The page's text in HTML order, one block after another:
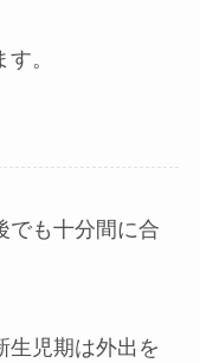
。
でも十分間に合
生児期は外出を